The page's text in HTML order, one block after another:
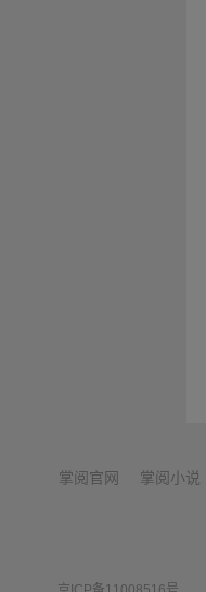
掌阅官网 掌阅小说